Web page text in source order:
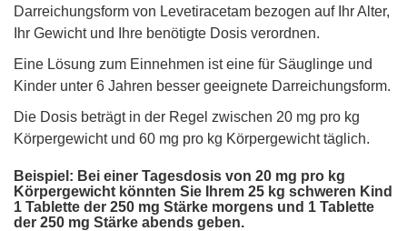
Darreichungsform von Levetiracetam bezogen auf Ihr Alter,
Ihr Gewicht und Ihre benötigte Dosis verordnen.
Eine Lösung zum Einnehmen ist eine für Säuglinge und
Kinder unter 6 Jahren besser geeignete Darreichungsform.
Die Dosis beträgt in der Regel zwischen 20 mg pro kg
Körpergewicht und 60 mg pro kg Körpergewicht täglich.
Beispiel: Bei einer Tagesdosis von 20 mg pro kg
Körpergewicht könnten Sie Ihrem 25 kg schweren Kind
1 Tablette der 250 mg Stärke morgens und 1 Tablette
der 250 mg Stärke abends geben.